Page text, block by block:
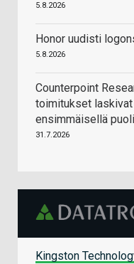
5.8.2026
Honor uudisti
5.8.2026
Counterpoint
toimitukset laskivat
ensimmäisellä
31.7.2026
Kingston